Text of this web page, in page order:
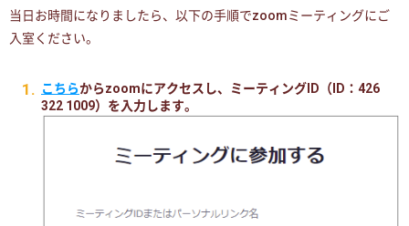
当日お時間になりましたら、以下の手順でzoomミーティングにご
入室ください。
こちらからzoomにアクセスし、ミーティングID（ID：426
322 1009）を入力します。